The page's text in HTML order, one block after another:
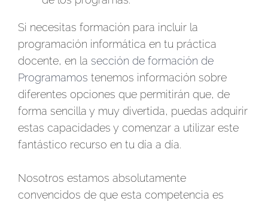
Si necesitas formación para incluir la
programación informática en tu práctica
docente, en la sección de formación de
Programamos tenemos información sobre
diferentes opciones que permitirán que, de
forma sencilla y muy divertida, puedas adquirir
estas capacidades y comenzar a utilizar este
fantástico recurso en tu día a día.
Nosotros estamos absolutamente
convencidos de que esta competencia es